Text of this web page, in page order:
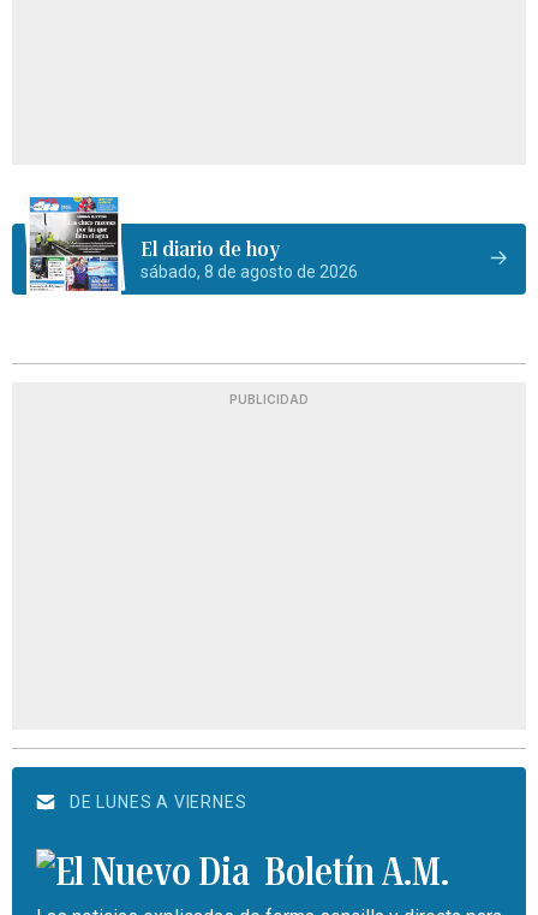
El diario de hoy
sábado, 8 de agosto de 2026
PUBLICIDAD
DE LUNES A VIERNES
Boletín A.M.